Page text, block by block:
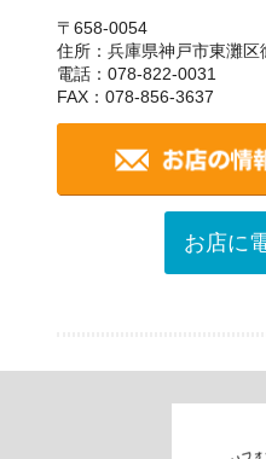
〒658-0054
住所：兵庫県神戸市東灘区
電話：078-822-0031
FAX：078-856-3637
お店に